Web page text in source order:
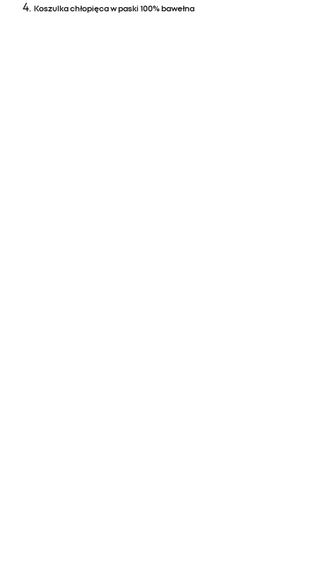
Koszulka chłopięca w paski 100% bawełna